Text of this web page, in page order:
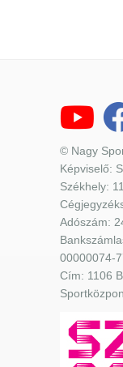
© Nagy
Képviselő:
Székhely:
Adószám:
00000074-
Cím: 1106